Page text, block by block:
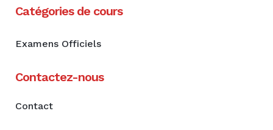
Catégories de cours
Examens Officiels
Contactez-nous
Contact